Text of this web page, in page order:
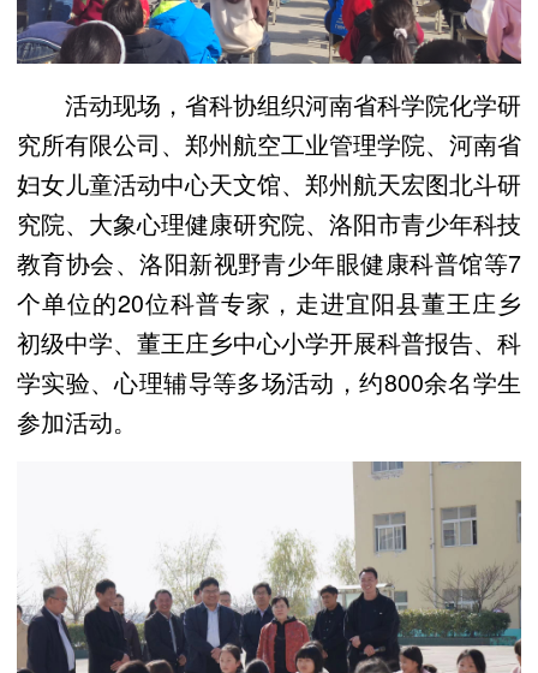
活动现场，省科协组织河南省科学院化学研
究所有限公司、郑州航空工业管理学院、河南省
妇女儿童活动中心天文馆、郑州航天宏图北斗研
究院、大象心理健康研究院、洛阳市青少年科技
教育协会、洛阳新视野青少年眼健康科普馆等7
个单位的20位科普专家，走进宜阳县董王庄乡
初级中学、董王庄乡中心小学开展科普报告、科
学实验、心理辅导等多场活动，约800余名学生
参加活动。